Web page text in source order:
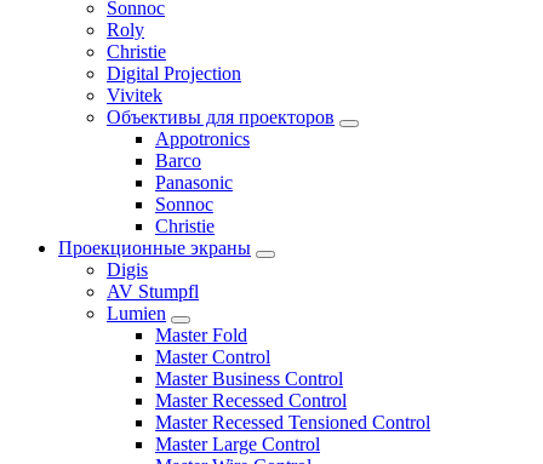
Sonnoc
Roly
Christie
Digital Projection
Vivitek
Объективы для проекторов
Appotronics
Barco
Panasonic
Sonnoc
Сhristie
Проекционные экраны
Digis
AV Stumpfl
Lumien
Master Fold
Master Control
Master Business Control
Master Recessed Control
Master Recessed Tensioned Control
Master Large Control